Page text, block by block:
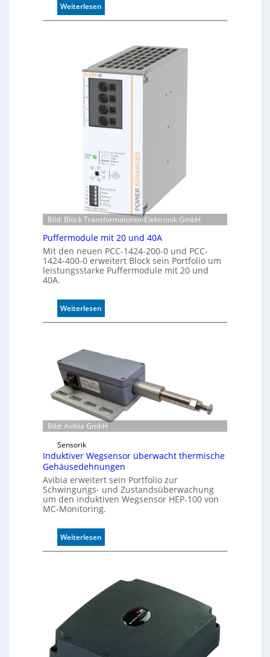
a
n
e
r
k
e
n
n
n
g
Weiterlesen
A
m
a
s
t
e
K
o
n
t
r
o
l
e
Bild: Block Transformatoren-Elektronik GmbH
Puffermodule mit 20 und 40A
Mit den neuen PCC-1424-200-0 und PCC-
1424-400-0 erweitert Block sein Portfolio um
leistungsstarke Puffermodule mit 20 und
40A.
Weiterlesen
P
f
r
m
o
d
u
l
m
i
t
2
0
u
4
Bild: Avibia GmbH
Sensorik
Induktiver Wegsensor überwacht thermische
Gehäusedehnungen
Avibia erweitert sein Portfolio zur
Schwingungs- und Zustandsüberwachung
um den induktiven Wegsensor HEP-100 von
MC-Monitoring.
Weiterlesen
I
k